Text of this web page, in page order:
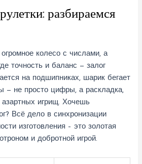
разбираемся
колесо с числами, а
точность и баланс — залог
на подшипниках, шарик бегает
— не просто цифры, а раскладка,
игрищ. Хочешь
Всё дело в синхронизации
изготовления – это золотая
и добротной игрой.